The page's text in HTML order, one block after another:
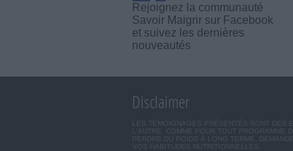
Rejoignez la communauté
Savoir Maigrir sur Facebook
et suivez les dernières
nouveautés
Disclaimer
LES TÉMOIGNAGES PRÉSENTÉS SONT
L'AUTRE. COMME POUR TOUT
PERDRE DU POIDS À LONG TERME.
VOS HABITUDES NUTRITIONNELLES.